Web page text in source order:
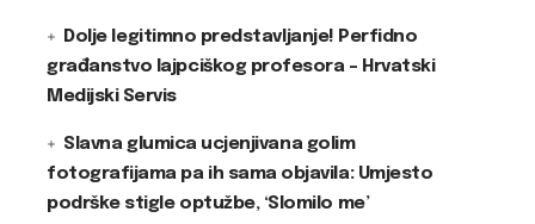
Dolje legitimno predstavljanje! Perfidno
građanstvo lajpciškog profesora – Hrvatski
Medijski Servis
Slavna glumica ucjenjivana golim
fotografijama pa ih sama objavila: Umjesto
podrške stigle optužbe, ‘Slomilo me’